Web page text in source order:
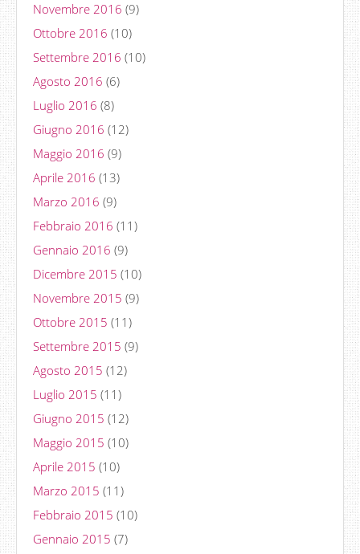
Novembre 2016 (9)
Ottobre 2016 (10)
Settembre 2016 (10)
Agosto 2016 (6)
Luglio 2016 (8)
Giugno 2016 (12)
Maggio 2016 (9)
Aprile 2016 (13)
Marzo 2016 (9)
Febbraio 2016 (11)
Gennaio 2016 (9)
Dicembre 2015 (10)
Novembre 2015 (9)
Ottobre 2015 (11)
Settembre 2015 (9)
Agosto 2015 (12)
Luglio 2015 (11)
Giugno 2015 (12)
Maggio 2015 (10)
Aprile 2015 (10)
Marzo 2015 (11)
Febbraio 2015 (10)
Gennaio 2015 (7)